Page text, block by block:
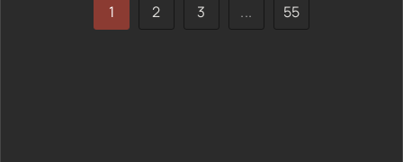
1 2 3 ... 55